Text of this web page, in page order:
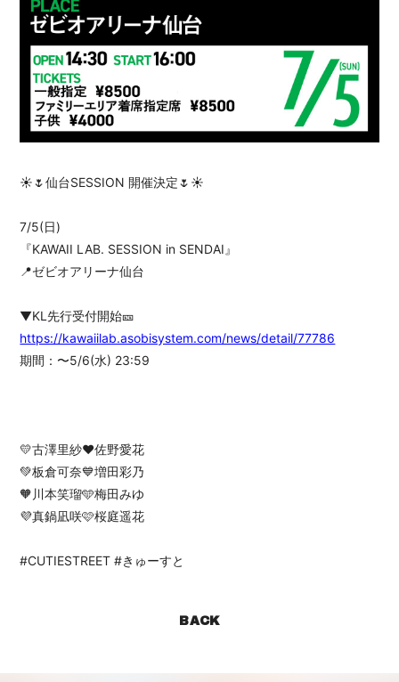
☀️🌷仙台SESSION 開催決定🌷☀️
7/5(日)
『KAWAII LAB. SESSION in SENDAI』
📍ゼビオアリーナ仙台
▼KL先行受付開始🎫
https://kawaiilab.asobisystem.com/news/detail/77786
期間：〜5/6(水) 23:59
💛古澤里紗❤️佐野愛花
💚板倉可奈💙増田彩乃
🧡川本笑瑠🩵梅田みゆ
💜真鍋凪咲🩷桜庭遥花
#CUTIESTREET #きゅーすと
BACK